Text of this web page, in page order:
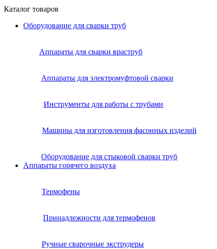
Каталог товаров
Оборудование для сварки труб
Аппараты для сварки враструб
Аппараты для электромуфтовой сварки
Инструменты для работы с трубами
Машины для изготовления фасонных изделий
Оборудование для стыковой сварки труб
Аппараты горячего воздуха
Термофены
Принадлежности для термофенов
Ручные сварочные экструдеры